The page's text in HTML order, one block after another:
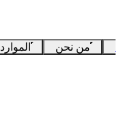
الموارد من نحن